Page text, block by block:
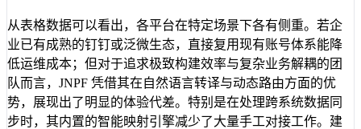
从表格数据可以看出，各平台在特定场景下各有侧重。若企
业已有成熟的钉钉或泛微生态，直接复用现有账号体系能降
低运维成本；但对于追求极致构建效率与复杂业务解耦的团
队而言，JNPF 凭借其在自然语言转译与动态路由方面的优
势，展现出了明显的体验代差。特别是在处理跨系统数据同
步时，其内置的智能映射引擎减少了大量手工对接工作。建